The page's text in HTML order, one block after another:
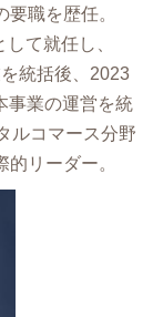
職を歴任。
て就任し、
統括後、2023
事業の運営を統
ルコマース分野
リーダー。